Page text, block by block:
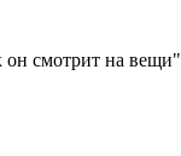
он смотрит на вещи"